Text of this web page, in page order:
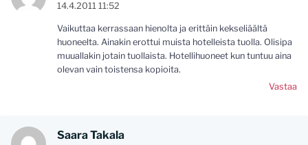
14.4.2011 11:52
Vaikuttaa kerrassaan hienolta ja erittäin kekseliäältä
huoneelta. Ainakin erottui muista hotelleista tuolla. Olisipa
muuallakin jotain tuollaista. Hotellihuoneet kun tuntuu aina
olevan vain toistensa kopioita.
Vastaa
Saara Takala